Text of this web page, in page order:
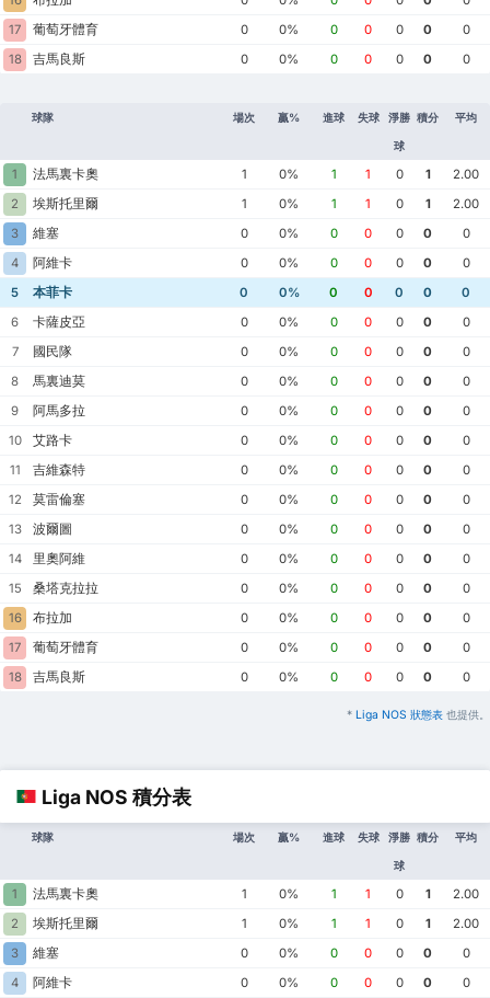
17
葡萄牙體育 0 0% 0 0 0 0
0
18
吉馬良斯 0 0% 0 0 0 0 0
球隊 場次 贏% 進球 失球 淨勝
球
積分 平均
1 法馬裏卡奧 1 0% 1 1 0 1
2.00
2
埃斯托里爾 1 0% 1 1 0 1
2.00
3
維塞 0 0% 0 0 0 0
0
4
阿維卡 0 0% 0 0 0 0
0
5
本菲卡 0 0% 0 0 0 0
0
6
卡薩皮亞 0 0% 0 0 0 0
0
7
國民隊 0 0% 0 0 0 0
0
8
馬裏迪莫 0 0% 0 0 0 0
0
9
阿馬多拉 0 0% 0 0 0 0
0
10
艾路卡 0 0% 0 0 0 0
0
11
吉維森特 0 0% 0 0 0 0
0
12
莫雷倫塞 0 0% 0 0 0 0
0
13
波爾圖 0 0% 0 0 0 0
0
14
里奧阿維 0 0% 0 0 0 0
0
15
桑塔克拉拉 0 0% 0 0 0 0
0
16
布拉加 0 0% 0 0 0 0
0
17
葡萄牙體育 0 0% 0 0 0 0
0
18
吉馬良斯 0 0% 0 0 0 0 0
* Liga NOS 狀態表 也提供。
Liga NOS 積分表
球隊 場次 贏% 進球 失球 淨勝
球
積分 平均
1 法馬裏卡奧 1 0% 1 1 0 1
2.00
2
埃斯托里爾 1 0% 1 1 0 1
2.00
3
維塞 0 0% 0 0 0 0
0
4
阿維卡 0 0% 0 0 0 0
0